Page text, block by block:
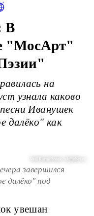
В
"МосАрт"
на
узнала каково
Иванушек
далёко" как
Vasil Kuzmichonak / v.k@inbox.ru
завершился
далёко" под
увешан